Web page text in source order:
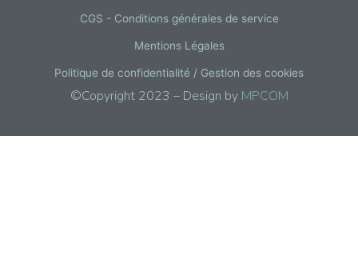
CGS - Conditions générales de service
Mentions Légales
Politique de confidentialité / Gestion des cookies
©Copyright 2023 – Design by MPCOM